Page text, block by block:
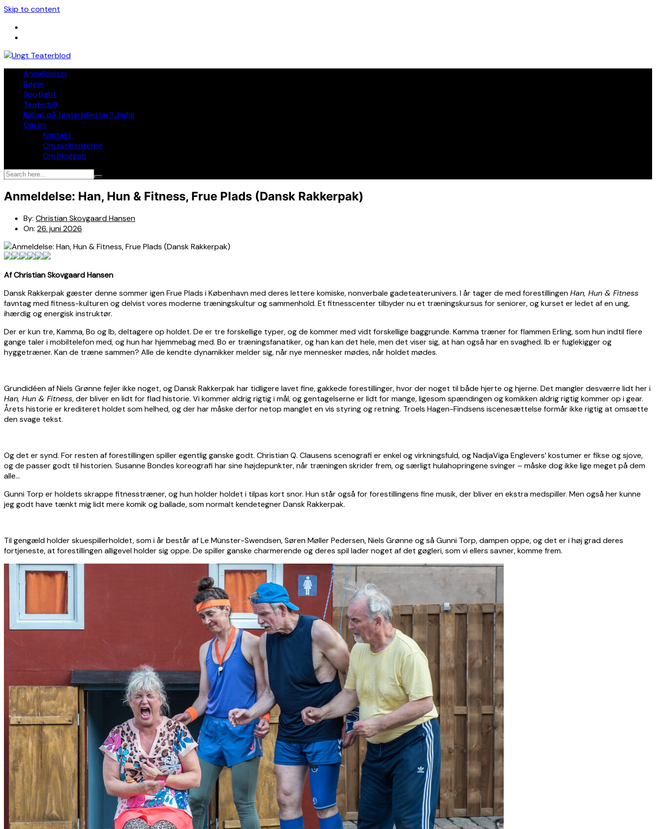
Skip to content
Anmeldelser
Bøger
Spotlight
Teaterblik
Rabat på teaterbilletter? Jada!
Om os
Kontakt
Om skribenterne
Om bloggen
Anmeldelse: Han, Hun & Fitness, Frue Plads (Dansk Rakkerpak)
By: Christian Skovgaard Hansen
On: 26. juni 2026
Af Christian Skovgaard Hansen
Dansk Rakkerpak gæster denne sommer igen Frue Plads i København med deres lettere komiske, nonverbale gadeteaterunivers. I år tager de med forestillingenHan, Hun & Fitness
favntag med fitness-kulturen og delvist vores moderne træningskultur og sammenhold. Et fitnesscenter tilbyder nu et træningskursus for seniorer, og kurset er ledet af en ung,
ihærdig og energisk instruktør.
Der er kun tre, Kamma, Bo og Ib, deltagere op holdet. De er tre forskellige typer, og de kommer med vidt forskellige baggrunde. Kamma træner for flammen Erling, som hun indtil flere
gange taler i mobiltelefon med, og hun har hjemmebag med. Bo er træningsfanatiker, og han kan det hele, men det viser sig, at han også har en svaghed. Ib er fuglekigger og
hyggetræner. Kan de træne sammen? Alle de kendte dynamikker melder sig, når nye mennesker mødes, når holdet mødes.
Grundidéen af Niels Grønne fejler ikke noget, og Dansk Rakkerpak har tidligere lavet fine, gakkede forestillinger, hvor der noget til både hjerte og hjerne. Det mangler desværre lidt her i
Han, Hun & Fitness, der bliver en lidt for flad historie. Vi kommer aldrig rigtig i mål, og gentagelserne er lidt for mange, ligesom spændingen og komikken aldrig rigtig kommer op i gear.
Årets historie er krediteret holdet som helhed, og der har måske derfor netop manglet en vis styring og retning. Troels Hagen-Findsens iscenesættelse formår ikke rigtig at omsætte
den svage tekst.
Og det er synd. For resten af forestillingen spiller egentlig ganske godt. Christian Q. Clausens scenografi er enkel og virkningsfuld, og NadjaViga Englevers’ kostumer er fikse og sjove,
og de passer godt til historien. Susanne Bondes koreografi har sine højdepunkter, når træningen skrider frem, og særligt hulahopringene svinger – måske dog ikke lige meget på dem
alle…
Gunni Torp er holdets skrappe fitnesstræner, og hun holder holdet i tilpas kort snor. Hun står også for forestillingens fine musik, der bliver en ekstra medspiller. Men også her kunne
jeg godt have tænkt mig lidt mere komik og ballade, som normalt kendetegner Dansk Rakkerpak.
Til gengæld holder skuespillerholdet, som i år består af Le Münster-Swendsen, Søren Møller Pedersen, Niels Grønne og så Gunni Torp, dampen oppe, og det er i høj grad deres
fortjeneste, at forestillingen alligevel holder sig oppe. De spiller ganske charmerende og deres spil lader noget af det gøgleri, som vi ellers savner, komme frem.